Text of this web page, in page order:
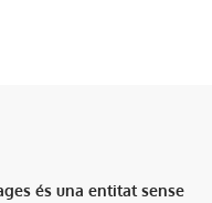
és una entitat sense